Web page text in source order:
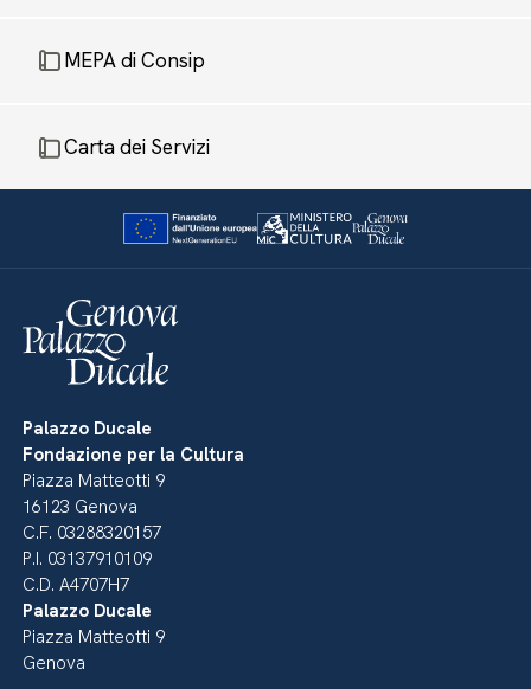
MEPA di Consip
Carta dei Servizi
Palazzo Ducale
Fondazione per la Cultura
Piazza Matteotti 9
16123 Genova
C.F. 03288320157
P.I. 03137910109
C.D. A4707H7
Palazzo Ducale
Piazza Matteotti 9
Genova